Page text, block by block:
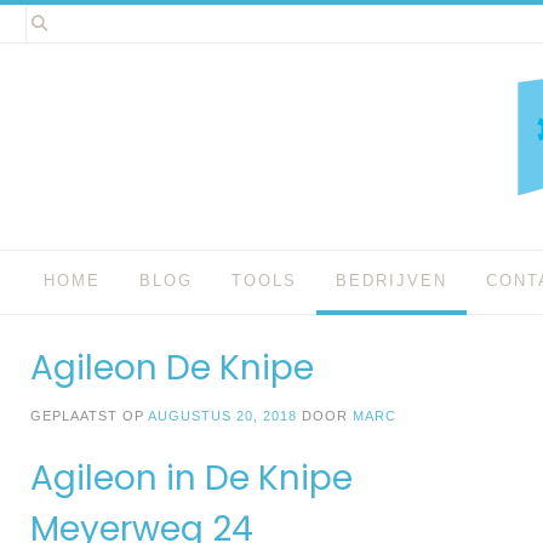
Spring
naar
HOME BLOG TOOLS BEDRIJVEN
Agileon De Knipe
GEPLAATST OP AUGUSTUS 20, 2018 DOOR MARC
Agileon in De Knipe
Meyerweg 24